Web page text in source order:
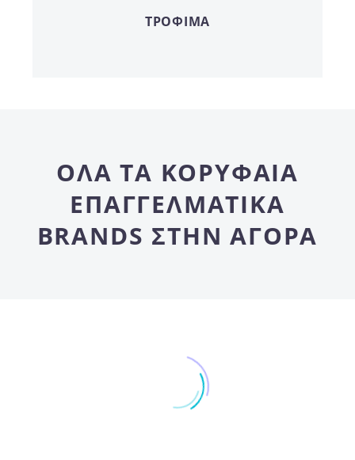
ΤΡΟΦΙΜΑ
ΌΛΑ ΤΑ ΚΟΡΥΦΑΊΑ
ΕΠΑΓΓΕΛΜΑΤΙΚΆ
BRANDS ΣΤΗΝ ΑΓΟΡΑ